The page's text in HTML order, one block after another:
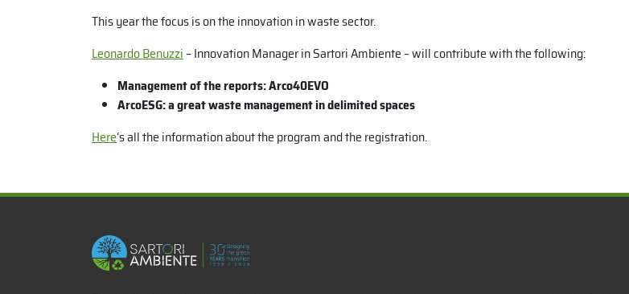
This year the focus is on the innovation in waste sector.
Leonardo Benuzzi – Innovation Manager in Sartori Ambiente – will contribute with the following:
Management of the reports: Arco40EVO
ArcoESG: a great waste management in delimited spaces
Here‘s all the information about the program and the registration.
x